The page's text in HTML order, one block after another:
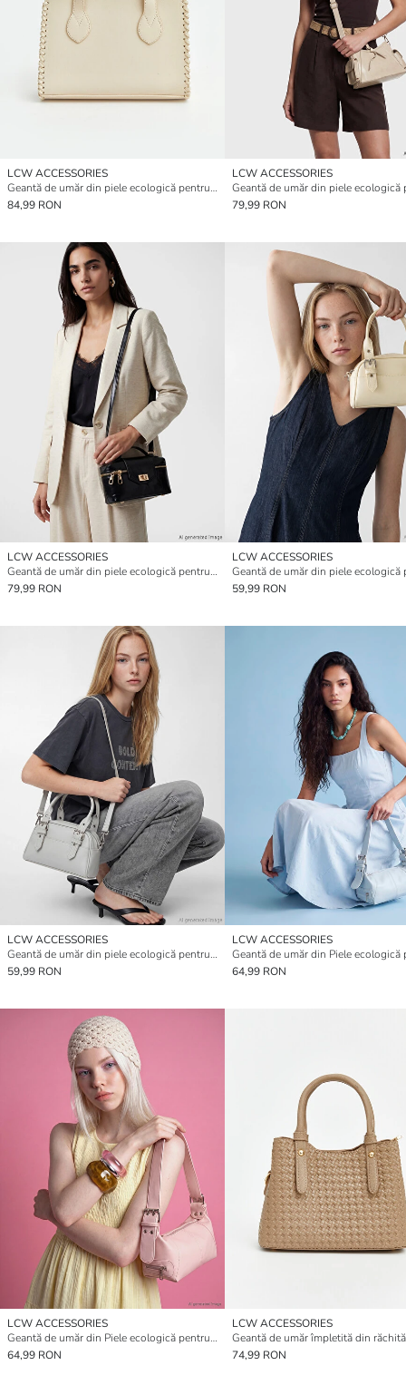
LCW ACCESSORIES
Geantă de umăr din piele ecologică pentru femei cu detalii tip Stitch
84,99 RON
LCW ACCESSORIES
79,99 RON
LCW ACCESSORIES
Geantă de umăr din piele ecologică pentru femei
79,99 RON
LCW ACCESSORIES
59,99 RON
LCW ACCESSORIES
Geantă de umăr din piele ecologică pentru femei
59,99 RON
LCW ACCESSORIES
64,99 RON
LCW ACCESSORIES
Geantă de umăr din Piele ecologică pentru Femei
64,99 RON
LCW ACCESSORIES
74,99 RON